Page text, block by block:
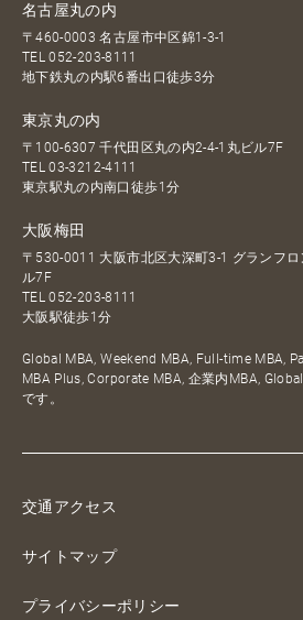
名古屋丸の内
〒460-0003 名古屋市中区錦1-3-1
TEL052-203-8111
地下鉄丸の内駅6番出口徒歩3分
東京丸の内
〒100-6307 千代田区丸の内2-4-1丸ビル7F
TEL03-3212-4111
東京駅丸の内南口徒歩1分
大阪梅田
〒530-0011 大阪市北区大深町3-1 グランフ
ル7F
TEL052-203-8111
大阪駅徒歩1分
Global MBA, Weekend MBA, Full-time MBA,
MBA Plus, Corporate MBA, 企業内MBA,
です。
交通アクセス
サイトマップ
プライバシーポリシー